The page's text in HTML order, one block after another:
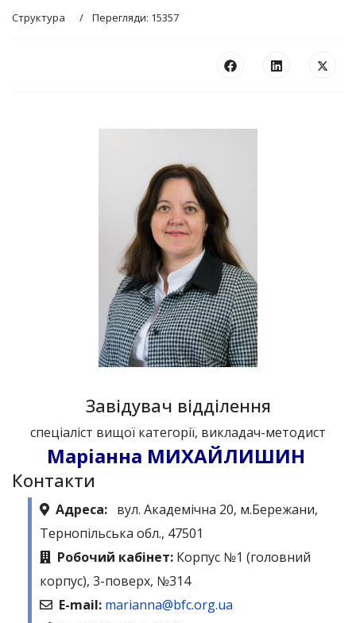
Структура Перегляди: 15357
Завідувач відділення
спеціаліст вищої категорії, викладач-методист
Маріанна МИХАЙЛИШИН
Контакти
Адреса: вул. Академічна 20, м.Бережани,
Тернопільська обл., 47501
Робочий кабінет: Корпус №1 (головний
корпус), 3-поверх, №314
E-mail: marianna@bfc.org.ua